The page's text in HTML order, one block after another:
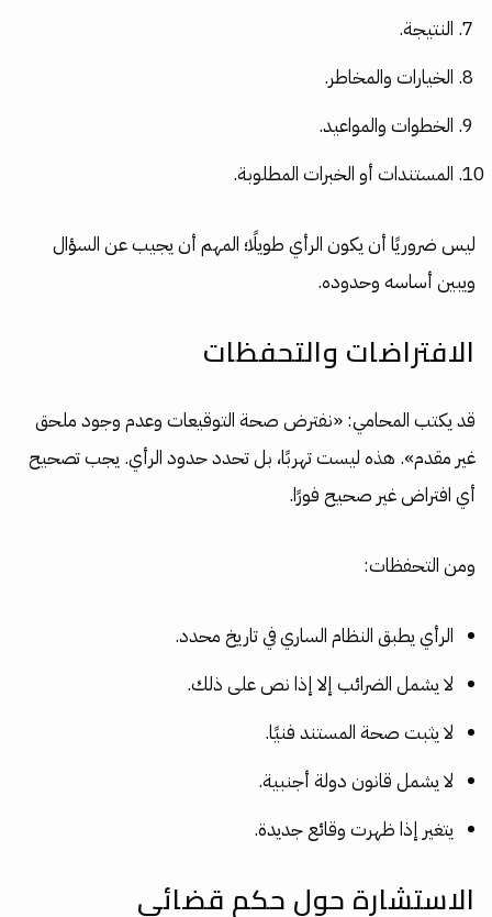
النتيجة.
الخيارات والمخاطر.
الخطوات والمواعيد.
المستندات أو الخبرات المطلوبة.
ليس ضروريًا أن يكون الرأي طويلًا؛ المهم أن يجيب عن السؤال
ويبين أساسه وحدوده.
الافتراضات والتحفظات
قد يكتب المحامي: «نفترض صحة التوقيعات وعدم وجود ملحق
غير مقدم». هذه ليست تهربًا، بل تحدد حدود الرأي. يجب تصحيح
أي افتراض غير صحيح فورًا.
ومن التحفظات:
الرأي يطبق النظام الساري في تاريخ محدد.
لا يشمل الضرائب إلا إذا نص على ذلك.
لا يثبت صحة المستند فنيًا.
لا يشمل قانون دولة أجنبية.
يتغير إذا ظهرت وقائع جديدة.
الاستشارة حول حكم قضائي